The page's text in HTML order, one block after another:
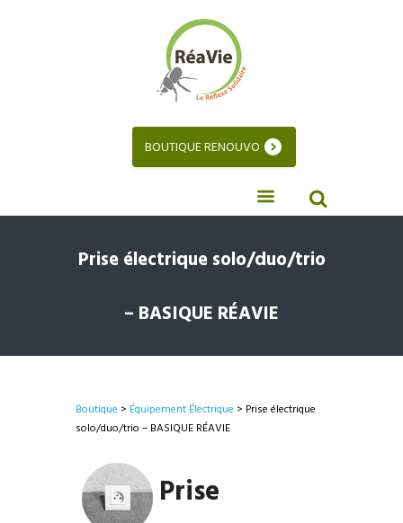
BOUTIQUE RENOUVO
Prise électrique solo/duo/trio
– BASIQUE RÉAVIE
Boutique > Équipement Électrique > Prise électrique
solo/duo/trio – BASIQUE RÉAVIE
Prise